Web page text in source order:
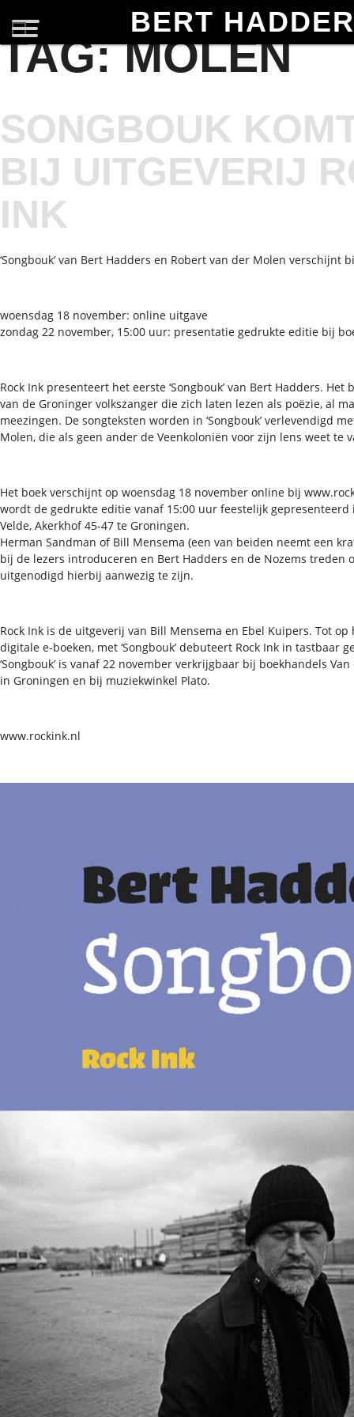
BERT
TAG:MOLEN
SONGBOUK
BIJ UITGEVERIJ
INK
‘Songbouk’ van Bert Hadders en Robert van der Molen verschijnt
woensdag 18 november: online uitgave
zondag 22 november, 15:00 uur: presentatie gedrukte editie bij
Rock Ink presenteert het eerste ‘Songbouk’ van Bert Hadders. Het
van de Groninger volkszanger die zich laten lezen als poëzie, al
meezingen. De songteksten worden in ‘Songbouk’ verlevendigd
Molen, die als geen ander de Veenkoloniën voor zijn lens weet te
Het boek verschijnt op woensdag 18 november online bij
wordt de gedrukte editie vanaf 15:00 uur feestelijk gepresenteerd
Velde, Akerkhof 45-47 te Groningen.
Herman Sandman of Bill Mensema (een van beiden neemt een
bij de lezers introduceren en Bert Hadders en de Nozems treden
uitgenodigd hierbij aanwezig te zijn.
Rock Ink is de uitgeverij van Bill Mensema en Ebel Kuipers. Tot
digitale e-boeken, met ‘Songbouk’ debuteert Rock Ink in tastbaar
‘Songbouk’ is vanaf 22 november verkrijgbaar bij boekhandels
in Groningen en bij muziekwinkel Plato.
www.rockink.nl